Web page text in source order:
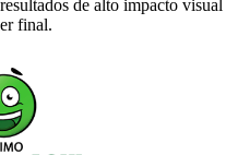
de alto impacto visual
final.